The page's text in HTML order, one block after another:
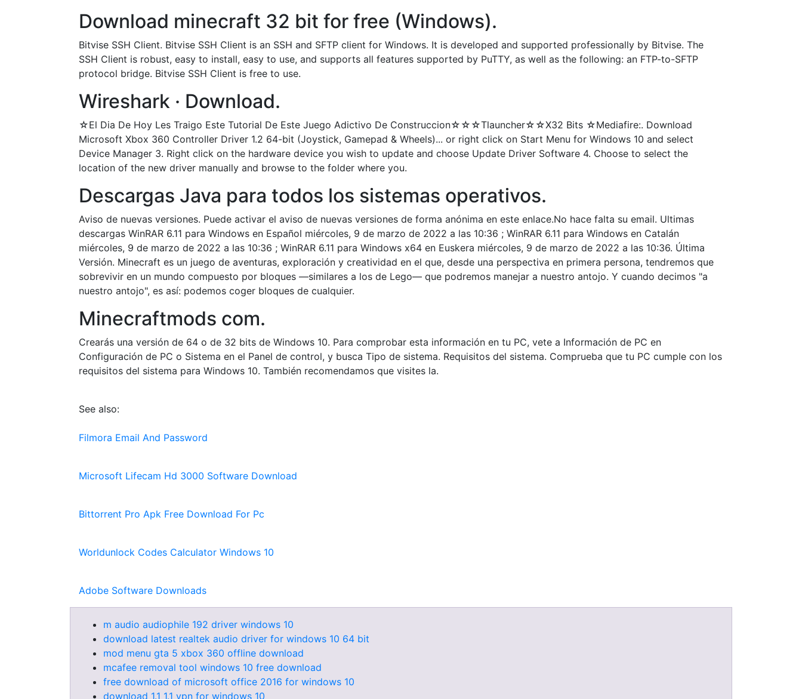
Download minecraft 32 bit for free (Windows).
Bitvise SSH Client. Bitvise SSH Client is an SSH and SFTP client for Windows. It is developed and supported professionally by Bitvise. The
SSH Client is robust, easy to install, easy to use, and supports all features supported by PuTTY, as well as the following: an FTP-to-SFTP
protocol bridge. Bitvise SSH Client is free to use.
Wireshark · Download.
☆El Dia De Hoy Les Traigo Este Tutorial De Este Juego Adictivo De Construccion☆☆☆Tlauncher☆☆X32 Bits ☆Mediafire:. Download
Microsoft Xbox 360 Controller Driver 1.2 64-bit (Joystick, Gamepad & Wheels)... or right click on Start Menu for Windows 10 and select
Device Manager 3. Right click on the hardware device you wish to update and choose Update Driver Software 4. Choose to select the
location of the new driver manually and browse to the folder where you.
Descargas Java para todos los sistemas operativos.
Aviso de nuevas versiones. Puede activar el aviso de nuevas versiones de forma anónima en este enlace.No hace falta su email. Ultimas
descargas WinRAR 6.11 para Windows en Español miércoles, 9 de marzo de 2022 a las 10:36 ; WinRAR 6.11 para Windows en Catalán
miércoles, 9 de marzo de 2022 a las 10:36 ; WinRAR 6.11 para Windows x64 en Euskera miércoles, 9 de marzo de 2022 a las 10:36. Última
Versión. Minecraft es un juego de aventuras, exploración y creatividad en el que, desde una perspectiva en primera persona, tendremos que
sobrevivir en un mundo compuesto por bloques —similares a los de Lego— que podremos manejar a nuestro antojo. Y cuando decimos "a
nuestro antojo", es así: podemos coger bloques de cualquier.
Minecraftmods com.
Crearás una versión de 64 o de 32 bits de Windows 10. Para comprobar esta información en tu PC, vete a Información de PC en
Configuración de PC o Sistema en el Panel de control, y busca Tipo de sistema. Requisitos del sistema. Comprueba que tu PC cumple con los
requisitos del sistema para Windows 10. También recomendamos que visites la.
See also:
Filmora Email And Password
Microsoft Lifecam Hd 3000 Software Download
Bittorrent Pro Apk Free Download For Pc
Worldunlock Codes Calculator Windows 10
Adobe Software Downloads
m audio audiophile 192 driver windows 10
download latest realtek audio driver for windows 10 64 bit
mod menu gta 5 xbox 360 offline download
mcafee removal tool windows 10 free download
free download of microsoft office 2016 for windows 10
download 1.1 1.1 vpn for windows 10